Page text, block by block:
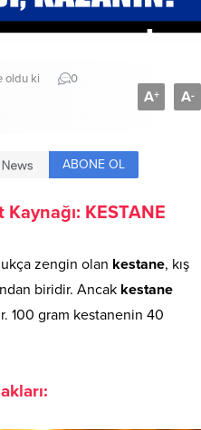
oldu ki 0
A+ A-
ABONE OL
KESTANE
zengin olan kestane, kış
biridir. Ancak kestane
100 gram kestanenin 40